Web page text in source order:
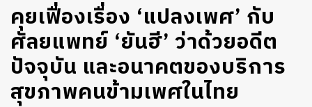
คุยเฟื่องเรื่อง ‘แปลงเพศ’ กับ
ศัลยแพทย์ ‘ยันฮี’ ว่าด้วยอดีต
ปัจจุบัน และอนาคตของบริการ
สุขภาพคนข้ามเพศในไทย